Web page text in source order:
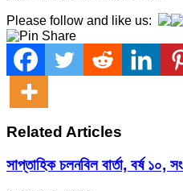
Please follow and like us:
Related Articles
সাপ্তাহিক চলনবিল বার্তা, বর্ষ